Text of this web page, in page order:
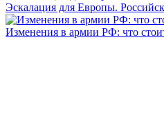
Эскалация для Европы.
Изменения в армии РФ: что